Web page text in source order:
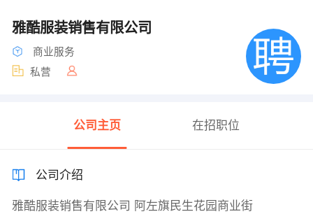
雅酷服装销售有限公司
商业服务
私营
公司主页 在招职位
公司介绍
雅酷服装销售有限公司 阿左旗民生花园商业街